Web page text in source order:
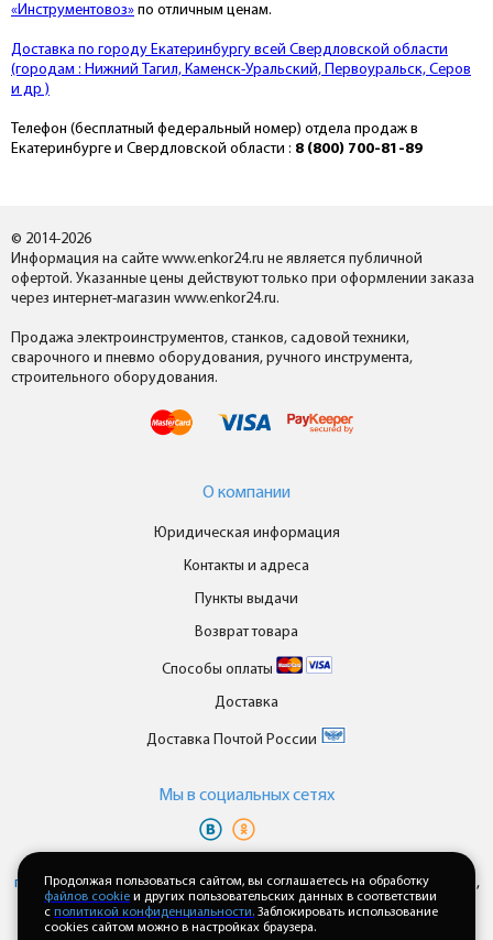
«Инструментовоз» по отличным ценам.
Доставка по городу Екатеринбургу всей Свердловской области
(городам : Нижний Тагил, Каменск-Уральский, Первоуральск, Серов
и др )
Телефон (бесплатный федеральный номер) отдела продаж в
Екатеринбурге и Свердловской области : 8 (800) 700-81-89
© 2014-2026
Информация на сайте www.enkor24.ru не является публичной
офертой. Указанные цены действуют только при оформлении заказа
через интернет-магазин www.enkor24.ru.
Продажа электроинструментов, станков, садовой техники,
сварочного и пневмо оборудования, ручного инструмента,
строительного оборудования.
О компании
Юридическая информация
Контакты и адреса
Пункты выдачи
Возврат товара
Способы оплаты
Доставка
Доставка Почтой России
Мы в cоциальных сетях
персональных данныхипользовательского соглашениякаждый раз,
когда оставляете свои данные в любой форме обратной связи на
сайте enkor24.ru
Продолжая пользоваться сайтом, вы соглашаетесь на обработку
файлов cookie и других пользовательских данных в соответствии
с политикой конфиденциальности. Заблокировать использование
cookies сайтом можно в настройках браузера.